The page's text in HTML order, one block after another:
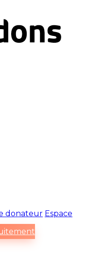
donateur Espace